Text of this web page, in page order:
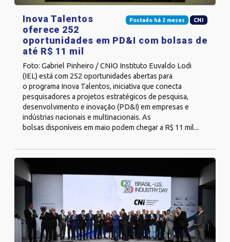
Postado há 2 meses CNI
Inova Talentos
oferece 252
oportunidades em PD&I com bolsas de
até R$ 11 mil
Foto: Gabriel Pinheiro / CNIO Instituto Euvaldo Lodi
(IEL) está com 252 oportunidades abertas para
o programa Inova Talentos, iniciativa que conecta
pesquisadores a projetos estratégicos de pesquisa,
desenvolvimento e inovação (PD&I) em empresas e
indústrias nacionais e multinacionais. As
bolsas disponíveis em maio podem chegar a R$ 11 mil...